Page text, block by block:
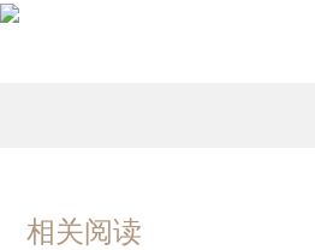
相关阅读